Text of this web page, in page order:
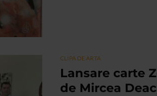
CLIPA DE ARTA
Lansare carte
de Mircea